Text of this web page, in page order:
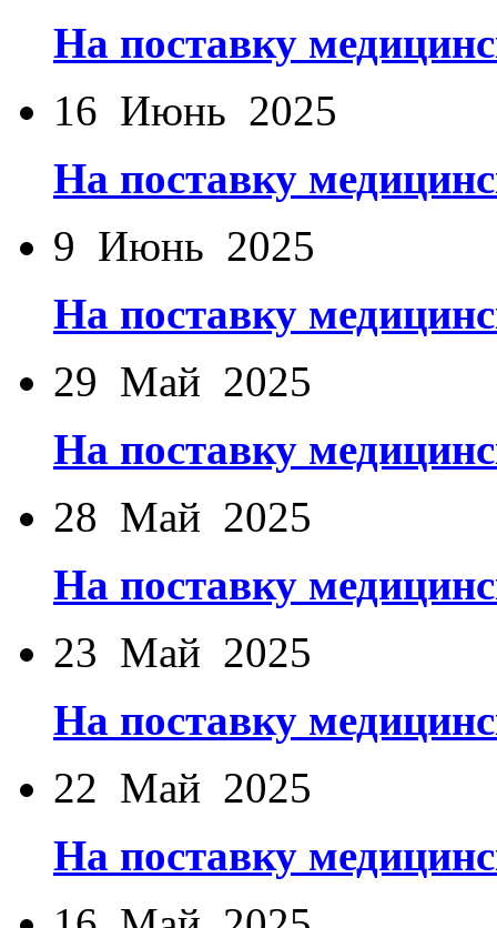
На поставку
16 Июнь 2025
На поставку
9 Июнь 2025
На поставку
29 Май 2025
На поставку
28 Май 2025
На поставку
23 Май 2025
На поставку
22 Май 2025
На поставку